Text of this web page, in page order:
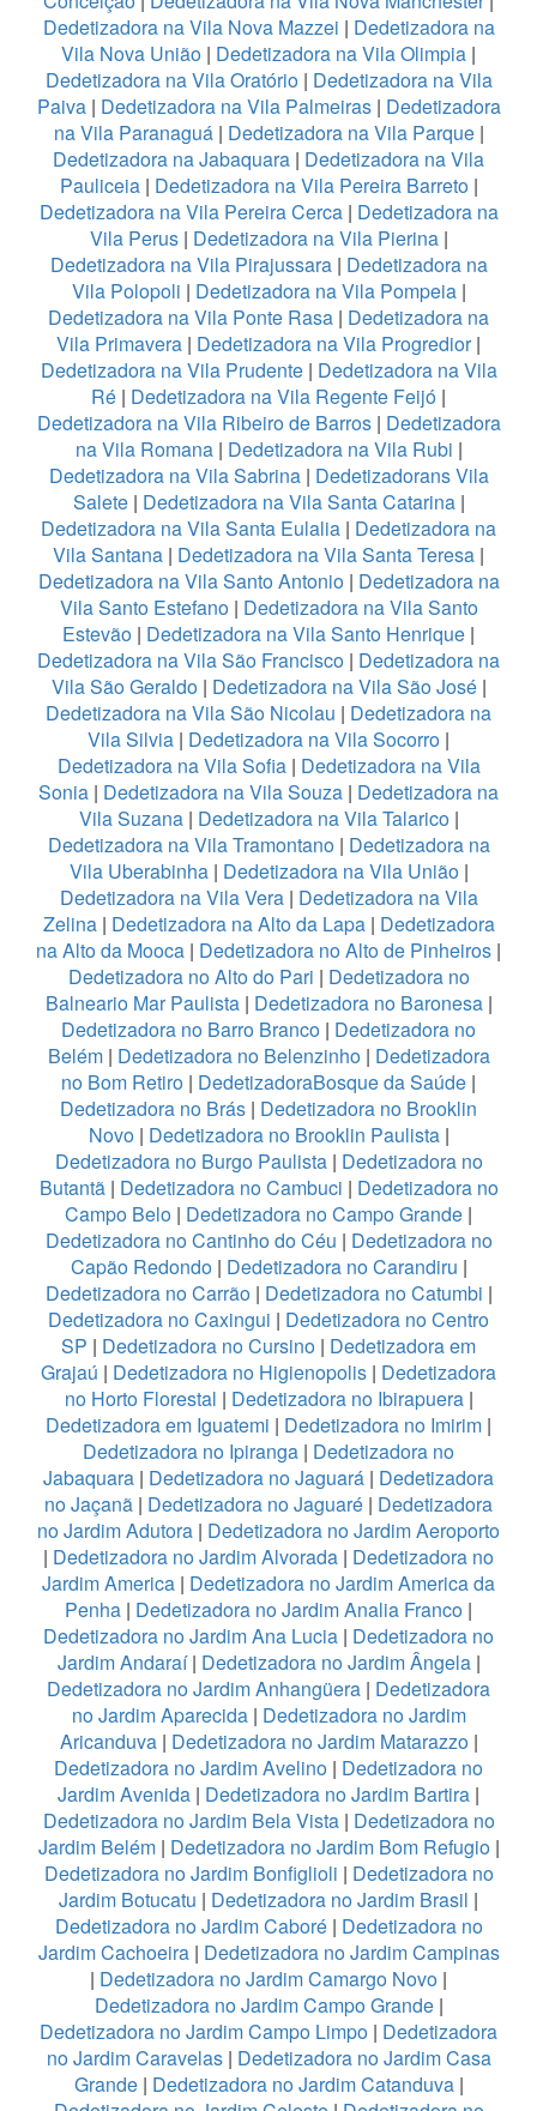
Dedetizadora na Vila Nova Mazzei | Dedetizadora na
Vila Nova União | Dedetizadora na Vila Olimpia |
Dedetizadora na Vila Oratório| Dedetizadora na Vila
Paiva| Dedetizadora na Vila Palmeiras| Dedetizadora
na Vila Paranaguá| Dedetizadora na Vila Parque|
Dedetizadora na Jabaquara | Dedetizadora na Vila
Pauliceia| Dedetizadora na Vila Pereira Barreto|
Dedetizadora na Vila Pereira Cerca| Dedetizadora na
Vila Perus| Dedetizadora na Vila Pierina|
Dedetizadora na Vila Pirajussara| Dedetizadora na
Vila Polopoli | Dedetizadora na Vila Pompeia|
Dedetizadora na Vila Ponte Rasa | Dedetizadora na
Vila Primavera | Dedetizadora na Vila Progredior|
Dedetizadora na Vila Prudente| Dedetizadora na Vila
Ré | Dedetizadora na Vila Regente Feijó |
Dedetizadora na Vila Ribeiro de Barros| Dedetizadora
na Vila Romana| Dedetizadora na Vila Rubi |
Dedetizadora na Vila Sabrina| Dedetizadorans Vila
Salete| Dedetizadora na Vila Santa Catarina|
Dedetizadora na Vila Santa Eulalia | Dedetizadora na
Vila Santana | Dedetizadora na Vila Santa Teresa |
Dedetizadora na Vila Santo Antonio| Dedetizadora na
Vila Santo Estefano| Dedetizadora na Vila Santo
Estevão | Dedetizadora na Vila Santo Henrique |
Dedetizadora na Vila São Francisco | Dedetizadora na
Vila São Geraldo| Dedetizadora na Vila São José|
Dedetizadora na Vila São Nicolau | Dedetizadora na
Vila Silvia | Dedetizadora na Vila Socorro |
Dedetizadora na Vila Sofia| Dedetizadora na Vila
Sonia | Dedetizadora na Vila Souza | Dedetizadora na
Vila Suzana| Dedetizadora na Vila Talarico|
Dedetizadora na Vila Tramontano| Dedetizadora na
Vila Uberabinha| Dedetizadora na Vila União|
Dedetizadora na Vila Vera| Dedetizadora na Vila
Zelina| Dedetizadora na Alto da Lapa| Dedetizadora
na Alto da Mooca | Dedetizadora no Alto de Pinheiros |
Dedetizadora no Alto do Pari | Dedetizadora no
Balneario Mar Paulista| Dedetizadora no Baronesa|
Dedetizadora no Barro Branco | Dedetizadora no
Belém| Dedetizadora no Belenzinho| Dedetizadora
no Bom Retiro | DedetizadoraBosque da Saúde |
Dedetizadora no Brás | Dedetizadora no Brooklin
Novo| Dedetizadora no Brooklin Paulista|
Dedetizadora no Burgo Paulista| Dedetizadora no
Butantã| Dedetizadora no Cambuci | Dedetizadora no
Campo Belo | Dedetizadora no Campo Grande |
Dedetizadora no Cantinho do Céu | Dedetizadora no
Capão Redondo| Dedetizadora no Carandiru |
Dedetizadora no Carrão| Dedetizadora no Catumbi |
Dedetizadora no Caxingui | Dedetizadora no Centro
SP | Dedetizadora no Cursino | Dedetizadora em
Grajaú | Dedetizadora no Higienopolis | Dedetizadora
no Horto Florestal | Dedetizadora no Ibirapuera|
Dedetizadora em Iguatemi | Dedetizadora no Imirim |
Dedetizadora no Ipiranga | Dedetizadora no
Jabaquara | Dedetizadora no Jaguará | Dedetizadora
no Jaçanã | Dedetizadora no Jaguaré | Dedetizadora
no Jardim Adutora | Dedetizadora no Jardim Aeroporto
| Dedetizadora no Jardim Alvorada | Dedetizadora no
Jardim America | Dedetizadora no Jardim America da
Penha | Dedetizadora no Jardim Analia Franco |
Dedetizadora no Jardim Ana Lucia | Dedetizadora no
Jardim Andaraí| Dedetizadora no Jardim Ângela|
Dedetizadora no Jardim Anhangüera | Dedetizadora
no Jardim Aparecida| Dedetizadora no Jardim
Aricanduva| Dedetizadora no Jardim Matarazzo|
Dedetizadora no Jardim Avelino | Dedetizadora no
Jardim Avenida | Dedetizadora no Jardim Bartira |
Dedetizadora no Jardim Bela Vista| Dedetizadora no
Jardim Belém| Dedetizadora no Jardim Bom Refugio|
Dedetizadora no Jardim Bonfiglioli | Dedetizadora no
Jardim Botucatu | Dedetizadora no Jardim Brasil |
Dedetizadora no Jardim Caboré| Dedetizadora no
Jardim Cachoeira| Dedetizadora no Jardim Campinas
| Dedetizadora no Jardim Camargo Novo |
Dedetizadora no Jardim Campo Grande|
Dedetizadora no Jardim Campo Limpo | Dedetizadora
no Jardim Caravelas| Dedetizadora no Jardim Casa
Grande| Dedetizadora no Jardim Catanduva|